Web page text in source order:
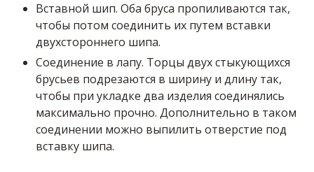
Вставной шип. Оба бруса пропиливаются так,
чтобы потом соединить их путем вставки
двухстороннего шипа.
Соединение в лапу. Торцы двух стыкующихся
брусьев подрезаются в ширину и длину так,
чтобы при укладке два изделия соединялись
максимально прочно. Дополнительно в таком
соединении можно выпилить отверстие под
вставку шипа.